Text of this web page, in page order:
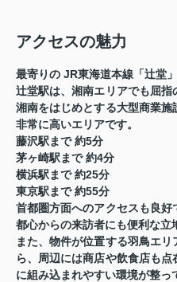
アクセスの魅力
最寄りの JR東海道本線「辻堂
辻堂駅は、湘南エリアでも屈
湘南をはじめとする大型商業
非常に高いエリアです。
藤沢駅まで 約5分
茅ヶ崎駅まで 約4分
横浜駅まで 約25分
東京駅まで 約55分
首都圏方面へのアクセスも良好
都心からの来訪者にも便利な立
また、物件が位置する羽鳥エ
ら、周辺には商店や飲食店も
に組み込まれやすい環境が整っ